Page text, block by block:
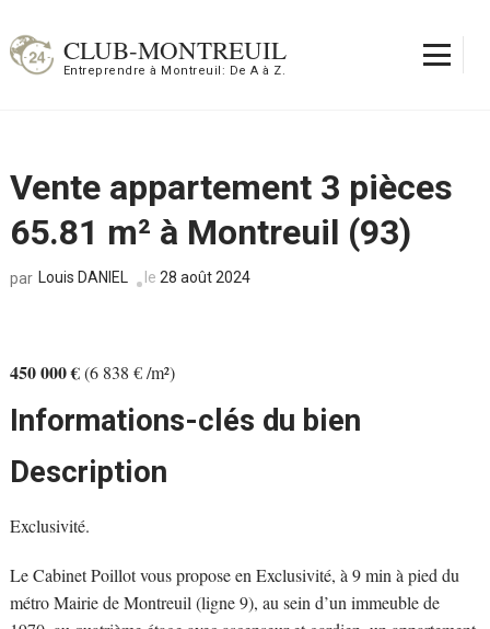
au
contenu
CLUB-MONTREUIL
Entreprendre à Montreuil: De A à Z.
Vente appartement 3 pièces
65.81 m² à Montreuil (93)
par Louis DANIEL le 28 août 2024
450 000 €(6 838 € /m²)
Informations-clés du bien
Description
Exclusivité.
Le Cabinet Poillot vous propose en Exclusivité, à 9 min à pied du
métro Mairie de Montreuil (ligne 9), au sein d’un immeuble de